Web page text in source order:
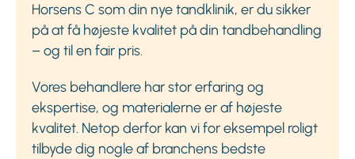
Horsens C som din nye tandklinik, er du sikker
på at få højeste kvalitet på din tandbehandling
– og til en fair pris.
Vores behandlere har stor erfaring og
ekspertise, og materialerne er af højeste
kvalitet. Netop derfor kan vi for eksempel roligt
tilbyde dig nogle af branchens bedste